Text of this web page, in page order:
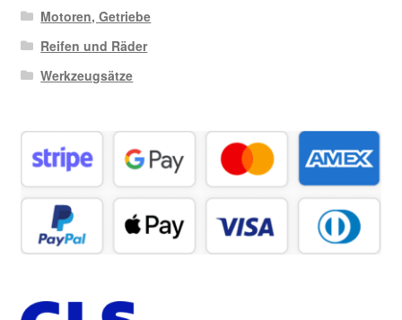
Motoren, Getriebe
Reifen und Räder
Werkzeugsätze